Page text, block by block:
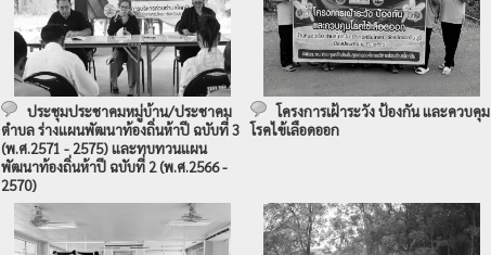
ประชุมประชาคมหมู่บ้าน/ประชาคม
ตำบล ร่างแผนพัฒนาท้องถิ่นห้าปี ฉบับที่ 3
(พ.ศ.2571 - 2575) และทบทวนแผน
พัฒนาท้องถิ่นห้าปี ฉบับที่ 2 (พ.ศ.2566 -
2570)
โครงการเฝ้าระวัง ป้องกัน และควบคุม
โรคไข้เลือดออก